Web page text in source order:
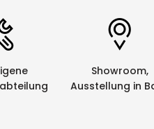
die von uns
von Netztech von
umweltfreundliche
Showroom,
Ausstellung in